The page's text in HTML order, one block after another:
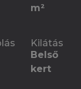
m²
Kilátás
Belső
kert